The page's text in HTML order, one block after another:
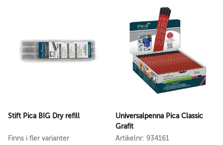
Stift Pica BIG Dry refill
Finns i fler varianter
Universalpenna Pica Classic
Grafit
Artikelnr: 934161